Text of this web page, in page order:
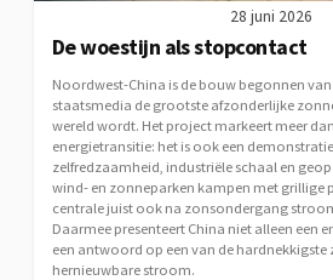
28 juni 2026
De woestijn als stopcontact
Noordwest-China is de bouw begonnen
staatsmedia de grootste afzonderlijke
wereld wordt. Het project markeert meer
energietransitie: het is ook een
zelfredzaamheid, industriële schaal en
wind- en zonneparken kampen met grillige
centrale juist ook na zonsondergang
Daarmee presenteert China niet alleen een
een antwoord op een van de hardnekkigste
hernieuwbare stroom.